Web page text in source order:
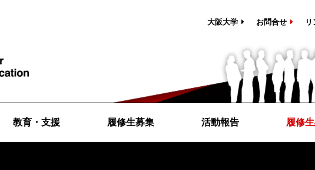
大阪大学 お問合せ リ
教育・支援 履修生募集 活動報告 履修